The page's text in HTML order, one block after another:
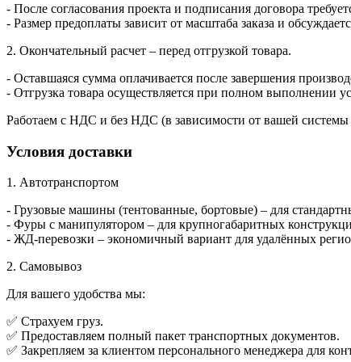
- После согласования проекта и подписания договора
- Размер предоплаты зависит от масштаба заказа и
2. Окончательный расчет – перед отгрузкой товара.
- Оставшаяся сумма оплачивается после завершения
- Отгрузка товара осуществляется при полном выполнении
Работаем с НДС и без НДС (в зависимости от вашей системы
Условия доставки
1. Автотранспортом
- Грузовые машины (тентованные, бортовые) – для
- Фуры с манипулятором – для крупногабаритных
- ЖД-перевозки – экономичный вариант для удалённых
2. Самовывоз
Для вашего удобства мы:
✅ Страхуем груз.
✅ Предоставляем полный пакет транспортных документов.
✅ Закрепляем за клиентом персонального менеджера для